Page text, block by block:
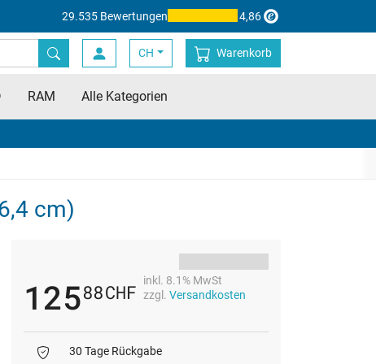
29.535 Bewertungen 4,86
CH Warenkorb
RAM Alle Kategorien
cm)
12588CHF
inkl. 8.1% MwSt
zzgl. Versandkosten
30 Tage Rückgabe